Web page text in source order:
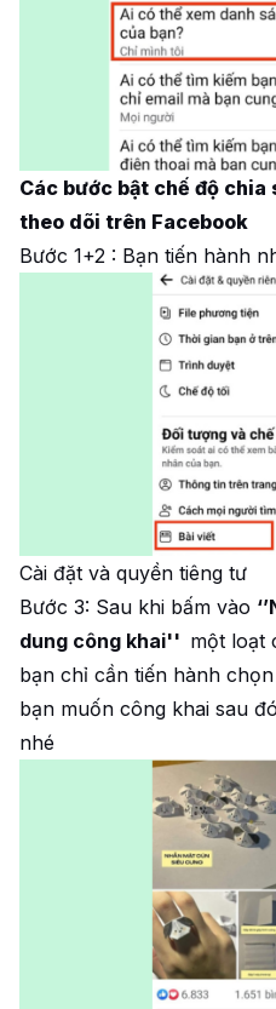
Các bước bật chế độ
theo dõi trên Facebook
Bước 1+2 : Bạn tiến hành
Cài đặt và quyền tiêng tư
Bước 3: Sau khi bấm vào
dung công khai'' một loạt
bạn chỉ cần tiến hành
bạn muốn công khai sau
nhé